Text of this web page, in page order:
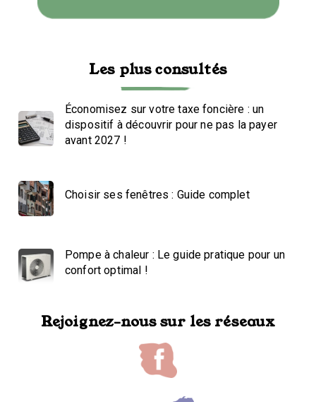
Les plus consultés
Économisez sur votre taxe foncière : un
dispositif à découvrir pour ne pas la payer
avant 2027 !
Choisir ses fenêtres : Guide complet
Pompe à chaleur : Le guide pratique pour un
confort optimal !
Rejoignez-nous sur les réseaux